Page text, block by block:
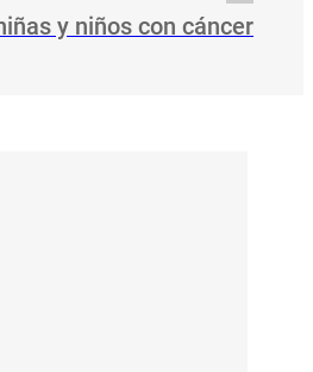
y niños con cáncer